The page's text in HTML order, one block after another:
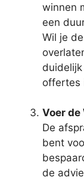
winnen
een
Wil je
offertes
Voer
De
bent
de